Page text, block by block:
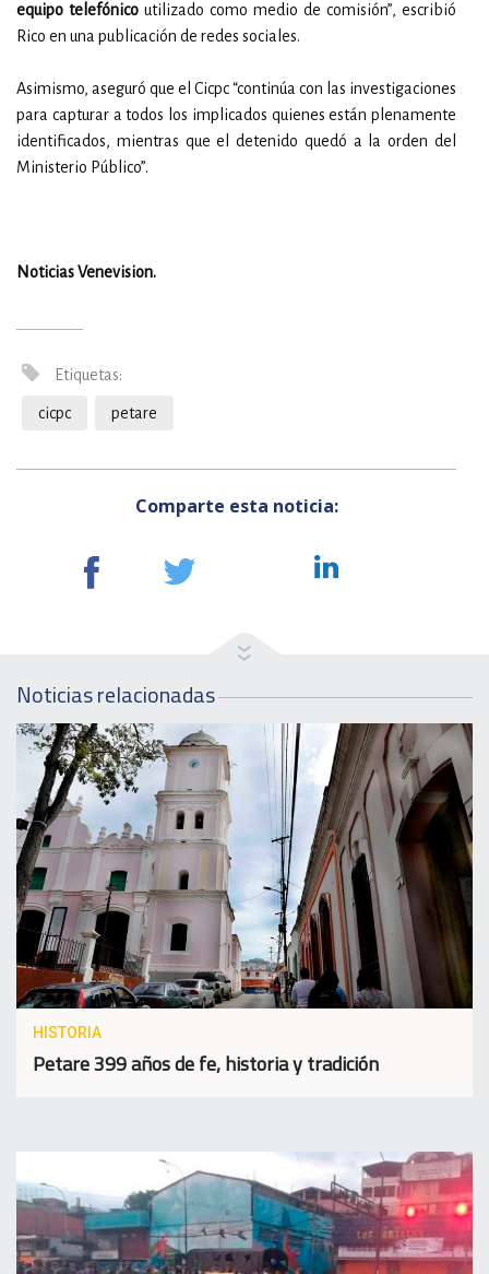
equipo telefónico utilizado como medio de comisión”, escribió
Rico en una publicación de redes sociales.
Asimismo, aseguró que el Cicpc “continúa con las investigaciones
para capturar a todos los implicados quienes están plenamente
identificados, mientras que el detenido quedó a la orden del
Ministerio Público”.
Noticias Venevision.
Etiquetas:
cicpc petare
Comparte esta noticia:
Noticias relacionadas
HISTORIA
Petare 399 años de fe, historia y tradición